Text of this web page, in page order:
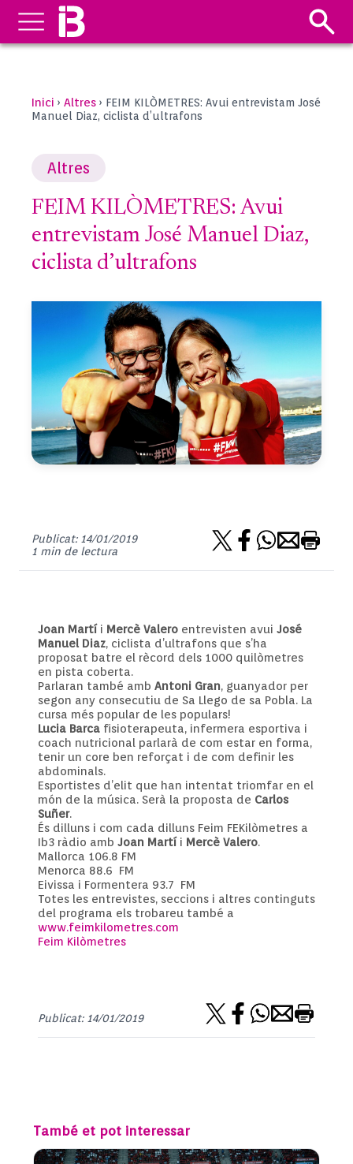
Inici › Altres › FEIM KILÒMETRES: Avui entrevistam José
Manuel Diaz, ciclista d’ultrafons
Altres
FEIM KILÒMETRES: Avui
entrevistam José Manuel Diaz,
ciclista d’ultrafons
Publicat: 14/01/2019
1 min de lectura
Joan Martíi Mercè Valero entrevisten avui José
Manuel Diaz, ciclista d’ultrafons que s’ha
proposat batre el rècord dels 1000 quilòmetres
en pista coberta.
Parlaran també amb Antoni Gran, guanyador per
segon any consecutiu de Sa Llego de sa Pobla. La
cursa més popular de les populars!
Lucia Barca fisioterapeuta, infermera esportiva i
coach nutricional parlarà de com estar en forma,
tenir un core ben reforçat i de com definir les
abdominals.
Esportistes d’elit que han intentat triomfar en el
món de la música. Serà la proposta de Carlos
Suñer.
És dilluns i com cada dilluns Feim FEKilòmetres a
Ib3 ràdio amb Joan Martíi Mercè Valero.
Mallorca 106.8 FM
Menorca 88.6 FM
Eivissa i Formentera 93.7 FM
Totes les entrevistes, seccions i altres continguts
del programa els trobareu també a
www.feimkilometres.com
Feim Kilòmetres
Publicat: 14/01/2019
També et pot interessar